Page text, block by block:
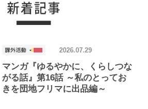
マンガ『ゆるやかに、くらしつな
がる話』第16話 ～私のとってお
きを団地フリマに出品編～
2026.07.29